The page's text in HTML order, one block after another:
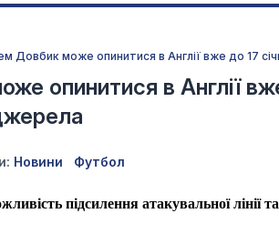
Довбик може опинитися в Англії вже до 17
опинитися в Англії
Новини Футбол
підсилення атакувальної лінії